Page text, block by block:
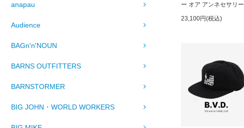
anapau
Audience
BAGn'n'NOUN
BARNS OUTFITTERS
BARNSTORMER
BIG JOHN・WORLD WORKERS
ー オア アンネセサリー
23,100円(税込)